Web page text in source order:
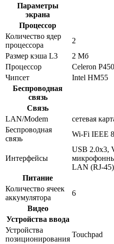
Параметры
экрана
Процессор
Количество ядер
процессора
2
Размер кэша L3
2 Мб
Процессор
Celeron
Чипсет
Intel HM55
Беспроводная
связь
Связь
LAN/Modem
сетевая
Беспроводная
связь
Wi-Fi IEEE
Интерфейсы
USB 2.0x3,
LAN (RJ-45)
Питание
Количество ячеек
аккумулятора
6
Видео
Устройства ввода
Устройства
позиционирования
Touchpad